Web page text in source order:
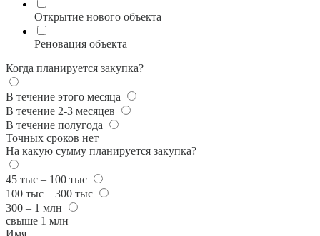
Открытие нового объекта
Реновация объекта
Когда планируется закупка?
В течение этого месяца
В течение 2-3 месяцев
В течение полугода
Точных сроков нет
На какую сумму планируется закупка?
45 тыс – 100 тыс
100 тыс – 300 тыс
300 – 1 млн
свыше 1 млн
Имя